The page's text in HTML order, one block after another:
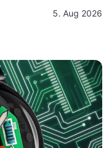
5. Aug 2026